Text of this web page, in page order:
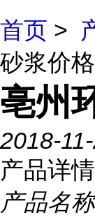
首页 >
砂浆价格
亳州
2018-
产品详情
产品名称